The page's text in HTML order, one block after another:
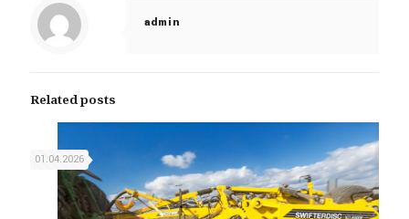
admin
Related posts
01.04.2026